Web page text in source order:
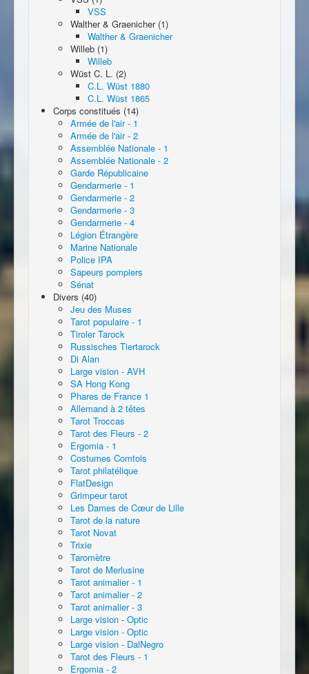
VSS
Walther & Graenicher (1)
Walther & Graenicher
Willeb (1)
Willeb
Wüst C. L. (2)
C.L. Wüst 1880
C.L. Wüst 1865
Corps constitués (14)
Armée de l'air - 1
Armée de l'air - 2
Assemblée Nationale - 1
Assemblée Nationale - 2
Garde Républicaine
Gendarmerie - 1
Gendarmerie - 2
Gendarmerie - 3
Gendarmerie - 4
Légion Étrangère
Marine Nationale
Police IPA
Sapeurs pompiers
Sénat
Divers (40)
Jeu des Muses
Tarot populaire - 1
Tiroler Tarock
Russisches Tiertarock
Di Alan
Large vision - AVH
SA Hong Kong
Phares de France 1
Allemand à 2 têtes
Tarot Troccas
Tarot des Fleurs - 2
Ergomia - 1
Costumes Comtois
Tarot philatélique
FlatDesign
Grimpeur tarot
Les Dames de Cœur de Lille
Tarot de la nature
Tarot Novat
Trixie
Taromètre
Tarot de Merlusine
Tarot animalier - 1
Tarot animalier - 2
Tarot animalier - 3
Large vision - Optic
Large vision - Optic
Large vision - DalNegro
Tarot des Fleurs - 1
Ergomia - 2